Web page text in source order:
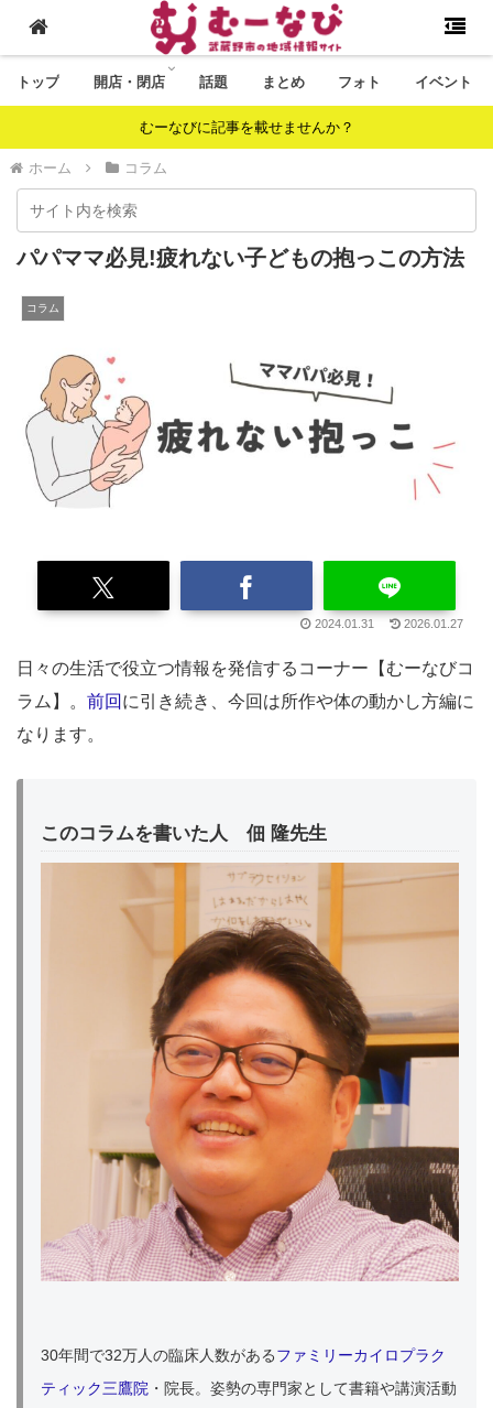
トップ 開店・閉店 話題 まとめ フォト イベント
むーなびに記事を載せませんか？
ホーム コラム
パパママ必見!疲れない子どもの抱っこの方法
コラム
2024.01.31 2026.01.27
日々の生活で役立つ情報を発信するコーナー【むーなびコ
ラム】。 前回 に引き続き、今回は所作や体の動かし方編に
なります。
このコラムを書いた人 佃 隆先生
30年間で32万人の臨床人数があるファミリーカイロプラク
ティック三鷹院 ・院長。姿勢の専門家として書籍や講演活動